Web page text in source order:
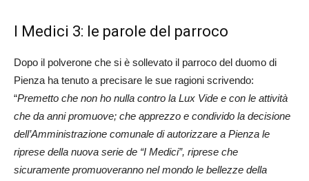
I Medici 3: le parole del parroco
Dopo il polverone che si è sollevato il parroco del duomo di
Pienza ha tenuto a precisare le sue ragioni scrivendo:
“Premetto che non ho nulla contro la Lux Vide e con le attività
che da anni promuove; che apprezzo e condivido la decisione
dell’Amministrazione comunale di autorizzare a Pienza le
riprese della nuova serie de “I Medici”, riprese che
sicuramente promuoveranno nel mondo le bellezze della